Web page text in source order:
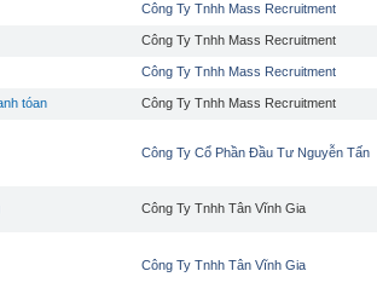
Công Ty Tnhh Mass Recruitment
Công Ty Tnhh Mass Recruitment
Công Ty Tnhh Mass Recruitment
tóan Công Ty Tnhh Mass Recruitment
Công Ty Cổ Phần Đầu Tư Nguyễn Tấn
Công Ty Tnhh Tân Vĩnh Gia
Công Ty Tnhh Tân Vĩnh Gia